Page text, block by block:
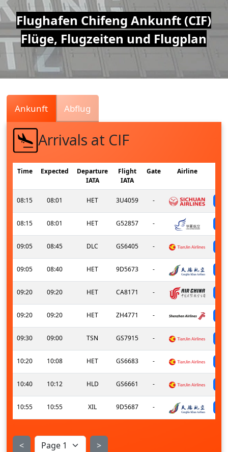
Air
Traffic
Live
Flughafen Chifeng Ankunft (CIF)
Flüge, Flugzeiten und Flugplan
Ankunft Abflug
Arrivals at CIF
Time Expected
Departure
IATA
Flight
IATA
Gate Airline
08:15 08:01 HET 3U4059 -
08:15 08:01 HET G52857 -
09:05 08:45 DLC GS6405 -
09:05 08:40 HET 9D5673 -
09:20 09:20 HET CA8171 -
09:20 09:20 HET ZH4771 -
09:30 09:00 TSN GS7915 -
10:20 10:08 HET GS6683 -
10:40 10:12 HLD GS6661 -
10:55 10:55 XIL 9D5687 -
< >